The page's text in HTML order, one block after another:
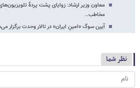
معاون وزیر ارشاد: زوایای پشت پردهٔ
مخاطب…
آیین سوگ «امینِ ایران» در تالار وحدت برگزار
نظر شما